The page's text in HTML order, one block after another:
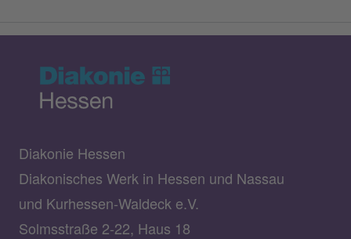
Diakonie Hessen
Diakonisches Werk in Hessen und Nassau
und Kurhessen-Waldeck e.V.
Solmsstraße 2-22, Haus 18